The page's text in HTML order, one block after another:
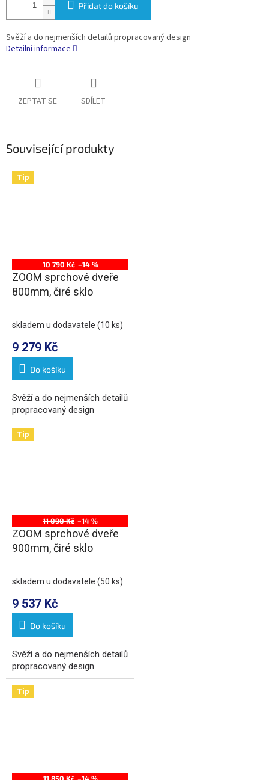
Přidat do košíku
Svěží a do nejmenších detailů propracovaný design
Detailní informace
ZEPTAT SE SDÍLET
Související produkty
Tip
10 790 Kč –14 %
ZOOM sprchové dveře
800mm, čiré sklo
skladem u dodavatele (10 ks)
9 279 Kč
Do košíku
Svěží a do nejmenších detailů
propracovaný design
Tip
11 090 Kč –14 %
ZOOM sprchové dveře
900mm, čiré sklo
skladem u dodavatele (50 ks)
9 537 Kč
Do košíku
Svěží a do nejmenších detailů
propracovaný design
Tip